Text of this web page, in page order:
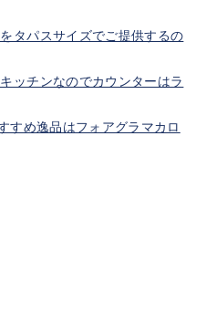
タパスサイズでご提供するの
ッチンなのでカウンターはラ
すめ逸品はフォアグラマカロ